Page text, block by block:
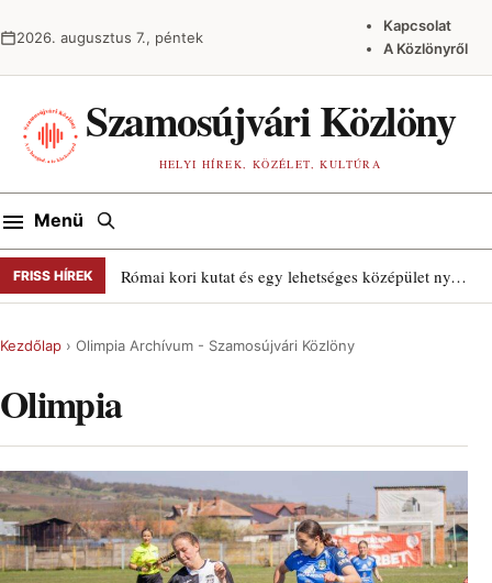
2026. augusztus 7., péntek
Kapcsolat
A Közlönyről
Szamosújvári Közlöny
HELYI HÍREK, KÖZÉLET, KULTÚRA
Menü Keresés
FRISS HÍREK Római kori kutat és egy lehetséges középület nyomait találták Szamosújváron
Kezdőlap › Olimpia Archívum - Szamosújvári Közlöny
Olimpia